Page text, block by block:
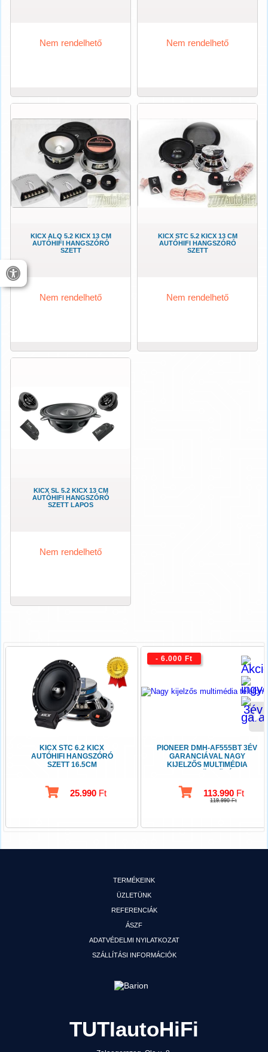
Nem rendelhető Nem rendelhető
KICX ALQ 5.2 KICX 13 CM
AUTÓHIFI HANGSZÓRÓ
SZETT
Nem rendelhető
KICX STC 5.2 KICX 13 CM
AUTÓHIFI HANGSZÓRÓ
SZETT
Nem rendelhető
KICX SL 5.2 KICX 13 CM
AUTÓHIFI HANGSZÓRÓ
SZETT LAPOS
Nem rendelhető
KICX STC 6.2 KICX
AUTÓHIFI HANGSZÓRÓ
SZETT 16.5CM
25.990 Ft
PIONEER DMH-AF555BT 3ÉV
GARANCIÁVAL NAGY
KIJELZŐS MULTIMÉDIA
113.990Ft
119.990Ft
- 6.000 Ft
TERMÉKEINK
ÜZLETÜNK
REFERENCIÁK
ÁSZF
ADATVÉDELMI NYILATKOZAT
SZÁLLÍTÁSI INFORMÁCIÓK
TUTIautoHiFi